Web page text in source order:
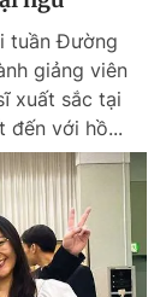
tuần Đường
giảng viên
xuất sắc tại
đến với hồ...